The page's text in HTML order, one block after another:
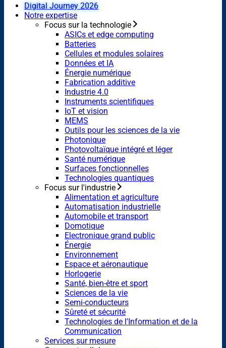
Digital Journey 2026
Notre expertise
Focus sur la technologie
ASICs et edge computing
Batteries
Cellules et modules solaires
Données et IA
Énergie numérique
Fabrication additive
Industrie 4.0
Instruments scientifiques
IoT et vision
MEMS
Outils pour les sciences de la vie
Photonique
Photovoltaïque intégré et léger
Santé numérique
Surfaces fonctionnelles
Technologies quantiques
Focus sur l'industrie
Alimentation et agriculture
Automatisation industrielle
Automobile et transport
Domotique
Electronique grand public
Énergie
Environnement
Espace et aéronautique
Horlogerie
Santé, bien-être et sport
Sciences de la vie
Semi-conducteurs
Sûreté et sécurité
Technologies de l'Information et de la
Communication
Services sur mesure